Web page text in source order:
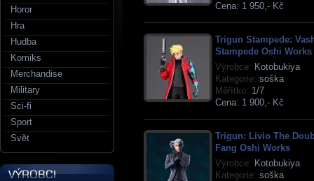
Cena: 1 950,- Kč
Trigun Stampede:
Stampede Oshi Works
Výrobce: Kotobukiya
Kategorie: soška
Měřítko: 1/7
Cena: 1 900,- Kč
Trigun: Livio The
Fang Oshi Works
Výrobce: Kotobukiya
Kategorie: soška
Horor
Hra
Hudba
Komiks
Merchandise
Military
Sci-fi
Sport
Svět